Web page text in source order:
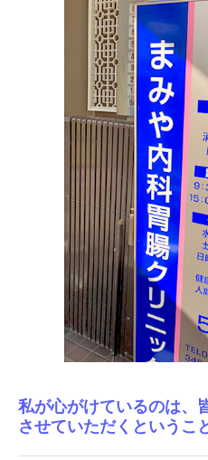
私が心がけているのは、
させていただくというこ